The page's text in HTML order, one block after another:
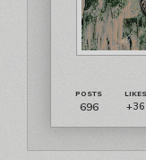
696 +36